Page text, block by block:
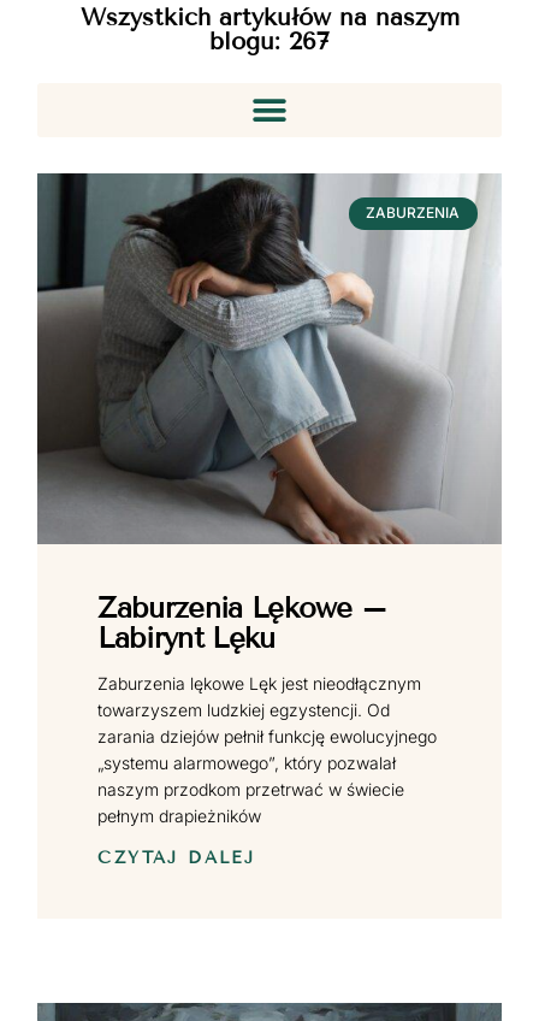
Wszystkich artykułów na naszym
blogu: 267
ZABURZENIA
Zaburzenia Lękowe –
Labirynt Lęku
Zaburzenia lękowe Lęk jest nieodłącznym
towarzyszem ludzkiej egzystencji. Od
zarania dziejów pełnił funkcję ewolucyjnego
„systemu alarmowego”, który pozwalał
naszym przodkom przetrwać w świecie
pełnym drapieżników
CZYTAJ DALEJ